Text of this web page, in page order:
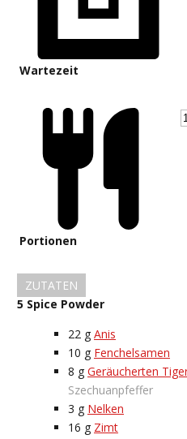
Wartezeit
Portionen
ZUTATEN
5 Spice Powder
22 g Anis
10 g Fenchelsamen
8 g Geräucherten
Szechuanpfeffer
3 g Nelken
16 g Zimt